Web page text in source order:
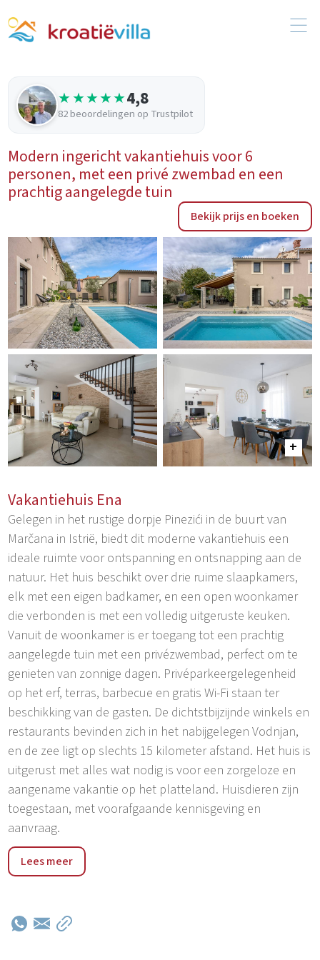
★★★★★4,8
82 beoordelingen op Trustpilot
Modern ingericht vakantiehuis voor 6
personen, met een privé zwembad en een
prachtig aangelegde tuin
Bekijk prijs en boeken
Vakantiehuis Ena
Gelegen in het rustige dorpje Pinezići in de buurt van
Marčana in Istrië, biedt dit moderne vakantiehuis een
ideale ruimte voor ontspanning en ontsnapping aan de
natuur. Het huis beschikt over drie ruime slaapkamers,
elk met een eigen badkamer, en een open woonkamer
die verbonden is met een volledig uitgeruste keuken.
Vanuit de woonkamer is er toegang tot een prachtig
aangelegde tuin met een privézwembad, perfect om te
genieten van zonnige dagen. Privéparkeergelegenheid
op het erf, terras, barbecue en gratis Wi-Fi staan ter
beschikking van de gasten. De dichtstbijzijnde winkels en
restaurants bevinden zich in het nabijgelegen Vodnjan,
en de zee ligt op slechts 15 kilometer afstand. Het huis is
uitgerust met alles wat nodig is voor een zorgeloze en
aangename vakantie op het platteland. Huisdieren zijn
toegestaan, met voorafgaande kennisgeving en
aanvraag.
Pinezići is een rustig dorpje gelegen in het binnenland
van Istrië, niet ver van Vodnjan, omgeven door
authentieke landelijke omgeving, ver van drukte en
Lees meer